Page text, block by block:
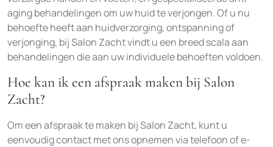
aging behandelingen om uw huid te verjongen. Of u nu
behoefte heeft aan huidverzorging, ontspanning of
verjonging, bij Salon Zacht vindt u een breed scala aan
behandelingen die aan uw individuele behoeften voldoen.
Hoe kan ik een afspraak maken bij Salon
Zacht?
Om een afspraak te maken bij Salon Zacht, kunt u
eenvoudig contact met ons opnemen via telefoon of e-